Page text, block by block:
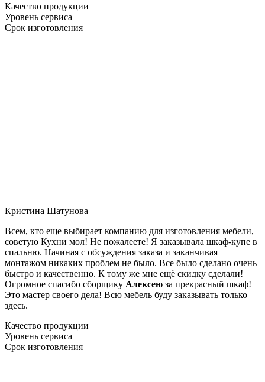
Качество продукции
Уровень сервиса
Срок изготовления
Кристина Шатунова
Всем, кто еще выбирает компанию для изготовления мебели,
советую Кухни мол! Не пожалеете! Я заказывала шкаф-купе в
спальню. Начиная с обсуждения заказа и заканчивая
монтажом никаких проблем не было. Все было сделано очень
быстро и качественно. К тому же мне ещё скидку сделали!
Огромное спасибо сборщику Алексею за прекрасный шкаф!
Это мастер своего дела! Всю мебель буду заказывать только
здесь.
Качество продукции
Уровень сервиса
Срок изготовления